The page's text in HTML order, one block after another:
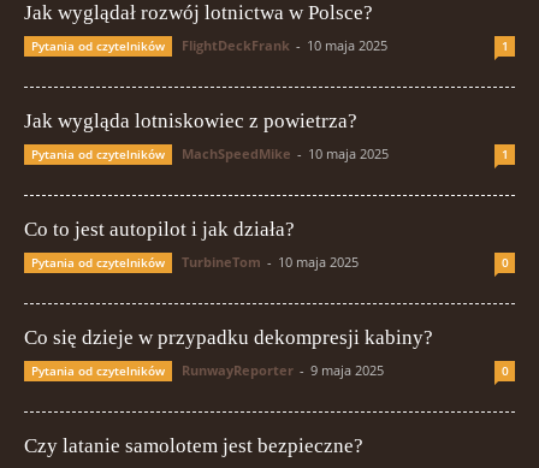
Jak wyglądał rozwój lotnictwa w Polsce?
Pytania od czytelników FlightDeckFrank - 10 maja 2025 1
Jak wygląda lotniskowiec z powietrza?
Pytania od czytelników MachSpeedMike - 10 maja 2025 1
Co to jest autopilot i jak działa?
Pytania od czytelników TurbineTom - 10 maja 2025 0
Co się dzieje w przypadku dekompresji kabiny?
Pytania od czytelników RunwayReporter - 9 maja 2025 0
Czy latanie samolotem jest bezpieczne?